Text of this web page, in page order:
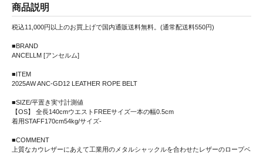
商品説明
税込11,000円以上のお買上げで国内通販送料無料。(通常配送料550円)
■BRAND
ANCELLM [アンセルム]
■ITEM
2025AW ANC-GD12 LEATHER ROPE BELT
■SIZE/平置き実寸計測値
【OS】 全長140cmウエストFREEサイズ一本の幅0.5cm
着用STAFF170cm54kg/サイズ-
■COMMENT
上質なカウレザーにあえて工業用のメタルシャックルを合わせたレザーのロープベ